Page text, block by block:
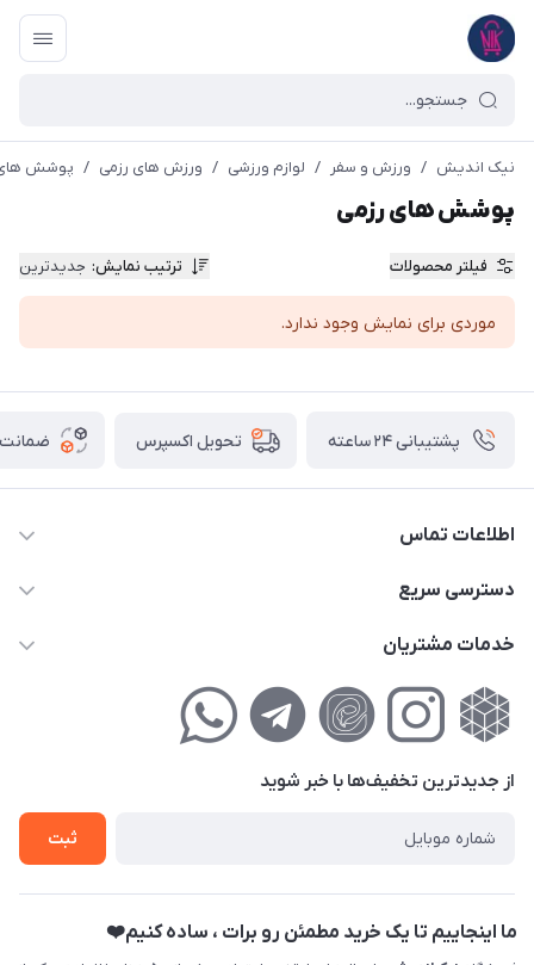
نیک اندیش / ورزش و سفر / لوازم ورزشی / ورزش های رزمی / پوشش
پوشش های رزمی
فیلتر محصولات ترتیب نمایش: جدیدترین
موردی برای نمایش وجود ندارد.
پشتیبانی ۲۴ ساعته تحویل اکسپرس ضمانت
اطلاعات تماس
02177111474
کوچه گلریز 4 غربی ، پلاک 13
دسترسی سریع
حساب کاربری
لیست محصولات
خدمات مشتریان
راهنمای‌خرید‌آنلاین
حریم خصوصی
فروش‌اقساطی
از جدید‌ترین تخفیف‌ها با‌ خبر شوید
ثبت
ما اینجاییم تا یک خرید مطمئن رو برات ، ساده کنیم❤️